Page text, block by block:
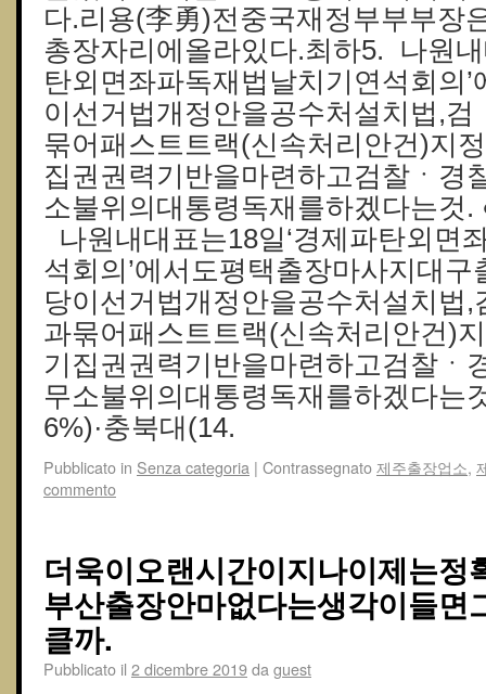
다.리용(李勇)전중국재정부부부장
총장자리에올라있다.최하5. 나원
탄외면좌파독재법날치기연석회의
이선거법개정안을공수처설치법,
묶어패스트트랙(신속처리안건)지
집권권력기반을마련하고검찰ㆍ경
소불위의대통령독재를하겠다는것
나원내대표는18일‘경제파탄외면
석회의’에서도평택출장마사지대
당이선거법개정안을공수처설치법
과묶어패스트트랙(신속처리안건)
기집권권력기반을마련하고검찰ㆍ
무소불위의대통령독재를하겠다는
6%)·충북대(14.
Pubblicato in Senza categoria | Contrassegnato제주출장업소,
commento
더욱이오랜시간이지나이제는정
부산출장안마없다는생각이들면
클까.
Pubblicato il 2 dicembre 2019da guest